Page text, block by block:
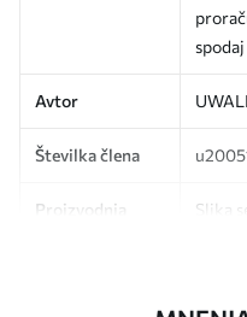
Avtor
Številka člena
Proizvodnja
Slika